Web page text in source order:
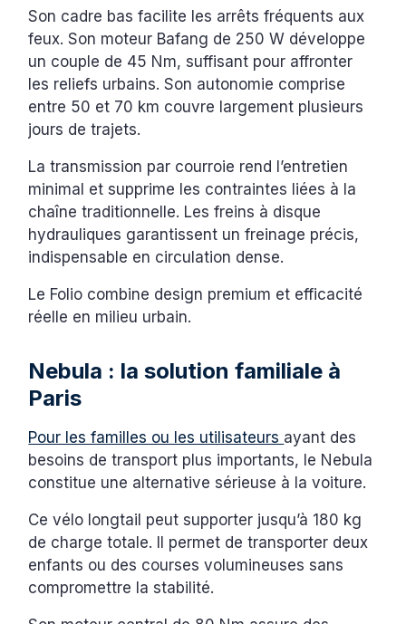
Son cadre bas facilite les arrêts fréquents aux
feux. Son moteur Bafang de 250 W développe
un couple de 45 Nm, suffisant pour affronter
les reliefs urbains. Son autonomie comprise
entre 50 et 70 km couvre largement plusieurs
jours de trajets.
La transmission par courroie rend l’entretien
minimal et supprime les contraintes liées à la
chaîne traditionnelle. Les freins à disque
hydrauliques garantissent un freinage précis,
indispensable en circulation dense.
Le Folio combine design premium et efficacité
réelle en milieu urbain.
Nebula : la solution familiale à
Paris
Pour les familles ou les utilisateurs ayant des
besoins de transport plus importants, le Nebula
constitue une alternative sérieuse à la voiture.
Ce vélo longtail peut supporter jusqu’à 180 kg
de charge totale. Il permet de transporter deux
enfants ou des courses volumineuses sans
compromettre la stabilité.